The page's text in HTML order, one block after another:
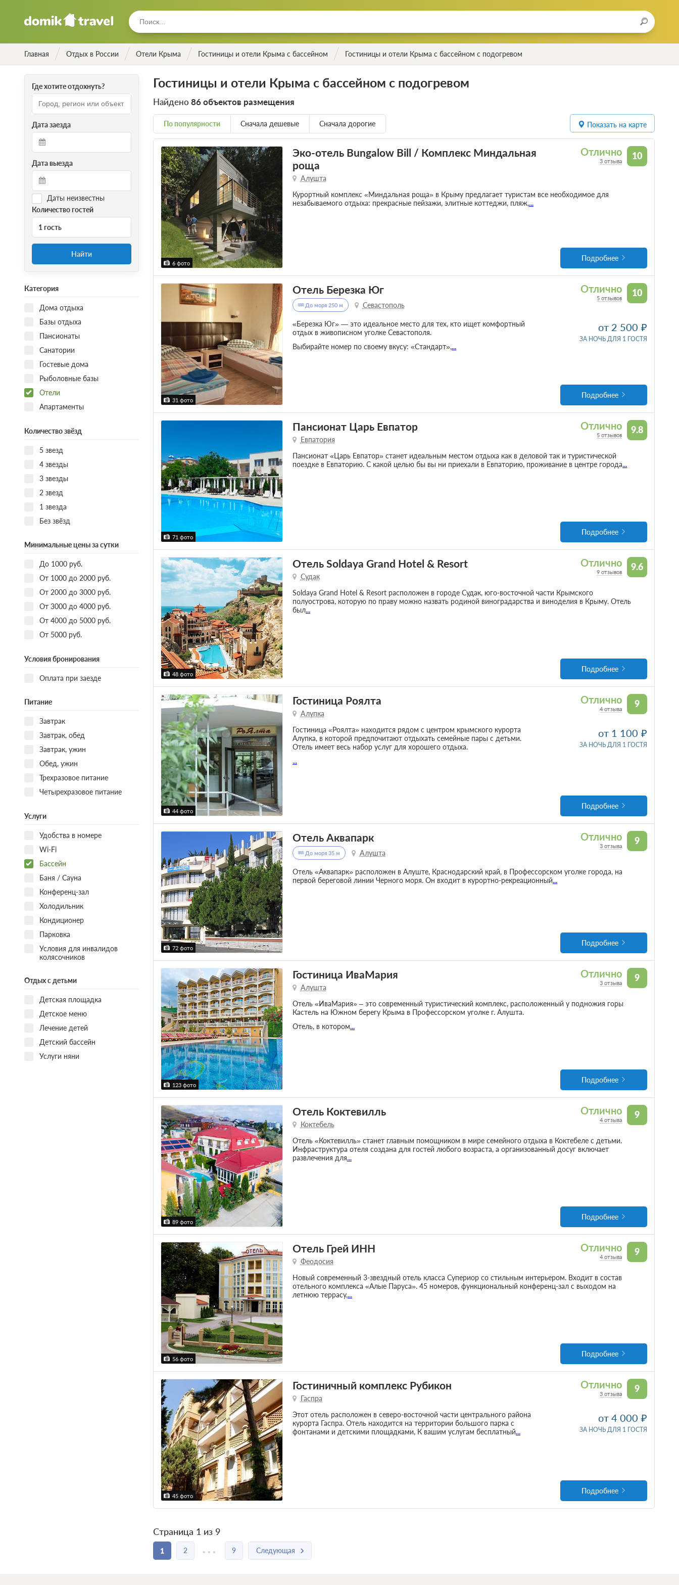
Главная Отдых в России Отели Крыма Гостиницы и отели Крыма с бассейном Гостиницы и отели Крыма с бассейном с подогревом
Где хотите отдохнуть?
Дата заезда
Дата выезда
Даты неизвестны
Количество гостей
1 гость
Найти
Категория
Дома отдыха
Базы отдыха
Пансионаты
Санатории
Гостевые дома
Рыболовные базы
Отели
Апартаменты
Количество звёзд
5 звезд
4 звезды
3 звезды
2 звезд
1 звезда
Без звёзд
Минимальные цены за сутки
До 1000 руб.
От 1000 до 2000 руб.
От 2000 до 3000 руб.
От 3000 до 4000 руб.
От 4000 до 5000 руб.
От 5000 руб.
Условия бронирования
Оплата при заезде
Питание
Завтрак
Завтрак, обед
Завтрак, ужин
Обед, ужин
Трехразовое питание
Четырехразовое питание
Услуги
Удобства в номере
Wi-Fi
Бассейн
Баня / Сауна
Конференц-зал
Холодильник
Кондиционер
Парковка
Условия для инвалидов
колясочников
Отдых с детьми
Детская площадка
Детское меню
Лечение детей
Детский бассейн
Услуги няни
Гостиницы и отели Крыма с бассейном с подогревом
Найдено 86 объектов размещения
По популярности Сначала дешевые Сначала дорогие Показать на карте
6 фото
10
Отлично
3 отзыва
Эко-отель Bungalow Bill / Комплекс Миндальная
роща
Алушта
Курортный комплекс «Миндальная роща» в Крыму предлагает туристам все необходимое для
незабываемого отдыха: прекрасные пейзажи, элитные коттеджи, пляж,...
Подробнее
31 фото
10
Отлично
5 отзывов
Отель Березка Юг
До моря 250 м Севастополь
«Березка Юг» — это идеальное место для тех, кто ищет комфортный
отдых в живописном уголке Севастополя.
Выбирайте номер по своему вкусу: «Стандарт»,...
от 2 500
ЗА НОЧЬ ДЛЯ 1 ГОСТЯ
Подробнее
71 фото
9.8
Отлично
5 отзывов
Пансионат Царь Евпатор
Евпатория
Пансионат «Царь Евпатор» станет идеальным местом отдыха как в деловой так и туристической
поездке в Евпаторию. С какой целью бы вы ни приехали в Евпаторию, проживание в центре города...
Подробнее
48 фото
9.6
Отлично
9 отзывов
Отель Soldaya Grand Hotel & Resort
Судак
Soldaya Grand Hotel & Resort расположен в городе Судак, юго-восточной части Крымского
полуострова, которую по праву можно назвать родиной виноградарства и виноделия в Крыму. Отель
был...
Подробнее
44 фото
9
Отлично
4 отзыва
Гостиница Роялта
Алупка
Гостиница «Роялта» находится рядом с центром крымского курорта
Алупка, в которой предпочитают отдыхать семейные пары с детьми.
Отель имеет весь набор услуг для хорошего отдыха.
...
от 1 100
ЗА НОЧЬ ДЛЯ 1 ГОСТЯ
Подробнее
72 фото
9
Отлично
3 отзыва
Отель Аквапарк
До моря 35 м Алушта
Отель «Аквапарк» расположен в Алуште, Краснодарский край, в Профессорском уголке города, на
первой береговой линии Черного моря. Он входит в курортно-рекреационный...
Подробнее
123 фото
9
Отлично
3 отзыва
Гостиница ИваМария
Алушта
Отель «ИваМария» – это современный туристический комплекс, расположенный у подножия горы
Кастель на Южном берегу Крыма в Профессорском уголке г. Алушта.
Отель, в котором...
Подробнее
89 фото
9
Отлично
4 отзыва
Отель Коктевилль
Коктебель
Отель «Коктевилль» станет главным помощником в мире семейного отдыха в Коктебеле с детьми.
Инфраструктура отеля создана для гостей любого возраста, а организованный досуг включает
развлечения для...
Подробнее
56 фото
9
Отлично
4 отзыва
Отель Грей ИНН
Феодосия
Новый современный 3-звездный отель класса Супериор со стильным интерьером. Входит в состав
отельного комплекса «Алые Паруса». 45 номеров, функциональный конференц-зал с выходом на
летнюю террасу,...
Подробнее
45 фото
9
Отлично
3 отзыва
Гостиничный комплекс Рубикон
Гаспра
Этот отель расположен в северо-восточной части центрального района
курорта Гаспра. Отель находится на территории большого парка с
фонтанами и детскими площадками, К вашим услугам бесплатный...
от 4 000
ЗА НОЧЬ ДЛЯ 1 ГОСТЯ
Подробнее
Страница 1 из 9
1 2 ... 9 Следующая